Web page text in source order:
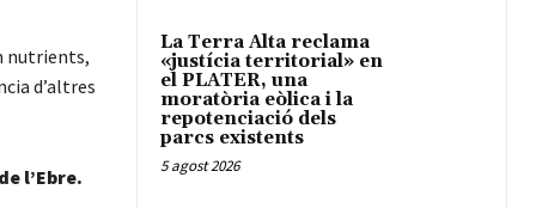
nutrients,
d’altres
l’Ebre.
La Terra Alta reclama
«justícia territorial» en
el PLATER, una
moratòria eòlica i la
repotenciació dels
parcs existents
5 agost 2026